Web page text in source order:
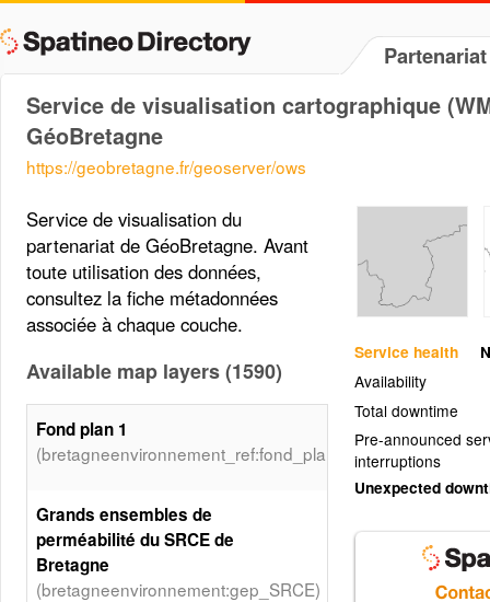
Service de visualisation cartographique
GéoBretagne
https://geobretagne.fr/geoserver/ows
Service health
Availability
Total downtime
Pre-announced
interruptions
Unexpected
Service de visualisation du
partenariat de GéoBretagne. Avant
toute utilisation des données,
consultez la fiche métadonnées
associée à chaque couche.
Available map layers (1590)
Fond plan 1
(bretagneenvironnement_ref:fond_plan1)
Grands ensembles de
perméabilité du SRCE de
Bretagne
(bretagneenvironnement:gep_SRCE)